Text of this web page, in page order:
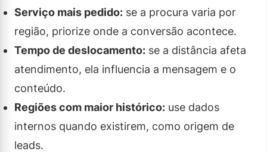
Serviço mais pedido: se a procura varia por
região, priorize onde a conversão acontece.
Tempo de deslocamento: se a distância afeta
atendimento, ela influencia a mensagem e o
conteúdo.
Regiões com maior histórico: use dados
internos quando existirem, como origem de
leads.